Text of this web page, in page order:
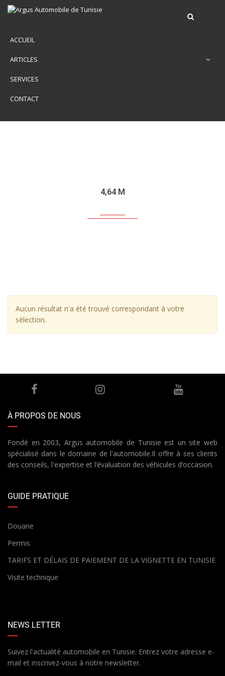
ACCUEIL
ARTICLES
SERVICES
CONTACT
4,64 M
Aucun résultat n'a été trouvé correspondant à votre
sélection.
À PROPOS DE NOUS
Fondé en 2003, Argus automobile de Tunisie est un site web
spécialisé dans le domaine de l'automobile.Il offre à ses clients
des conseils, l'expertise et l’évaluation des véhicules d’occasion.
GUIDE PRATIQUE
Douane
Permis
TARIFS ET DÉLAIS DE PAIEMENT DE LA VIGNETTE EN TUNISIE
Visite technique
NEWS LETTER
Suivez l'actualité automobile en Tunisie. Entrez votre adresse e-
mail et inscrivez-vous à notre newsletter.